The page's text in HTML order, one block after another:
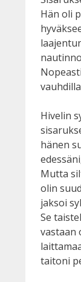
Hän oli
Hivelin
hänen
Mutta
olin
jaksoi
Se
vastaan
taitoni